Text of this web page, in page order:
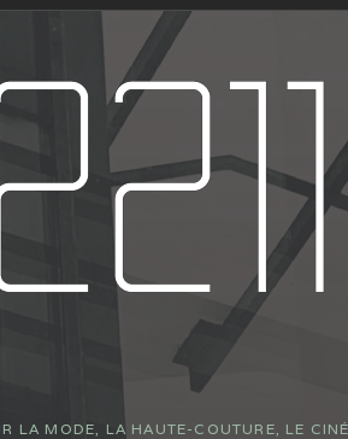
LA MODE, LA HAUTE-COUTURE, LE